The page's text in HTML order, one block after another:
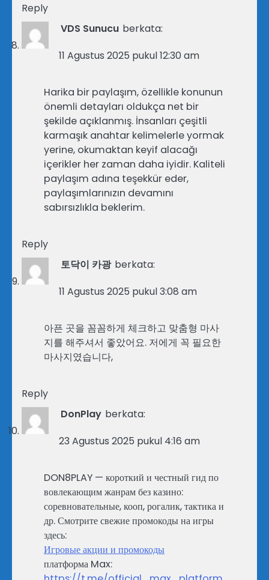
Reply
VDS Sunucu berkata:
11 Agustus 2025 pukul 12:30 am
Harika bir paylaşım, özellikle konunun
önemli detayları oldukça net bir
şekilde açıklanmış. İnsanları çeşitli
karmaşık anahtar kelimelerle yormak
yerine, okumaktan keyif alacağı
içerikler her zaman daha iyidir. Kaliteli
paylaşım adına teşekkür eder,
paylaşımlarınızın devamını
sabırsızlıkla beklerim.
Reply
토닥이 카광 berkata:
11 Agustus 2025 pukul 3:08 am
아픈 곳을 꼼꼼하게 체크하고 맞춤형 마사
지를 해주셔서 좋았어요. 저에게 꼭 필요한
마사지였습니다,
Reply
DonPlay berkata:
23 Agustus 2025 pukul 4:16 am
DON8PLAY — короткий и честный гид по
вовлекающим жанрам без казино:
соревновательные, кооп, рогалик, тактика и
др. Смотрите свежие промокоды на игры
здесь:
Игровые акции и промокоды
платформа Max: